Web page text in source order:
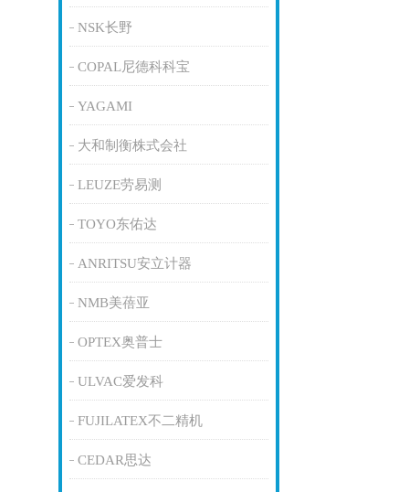
NSK长野
COPAL尼德科科宝
YAGAMI
大和制衡株式会社
LEUZE劳易测
TOYO东佑达
ANRITSU安立计器
NMB美蓓亚
OPTEX奥普士
ULVAC爱发科
FUJILATEX不二精机
CEDAR思达